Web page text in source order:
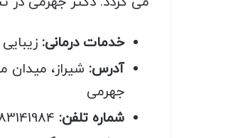
خدمات درمانی:
آدرس:
جهرمی
شماره تلفن: 09383141984 و